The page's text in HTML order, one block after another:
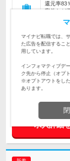
還元率83
案件など
～30件 ★
対象と
なる方
【ITエン
先端技術
流経験が
企業データ
設立：2014年7月／従
埼玉県
求人詳細
マイナビ転職では、
た広告を配信するこ
用しています。
インフォマティブデ
ク先から停止（オプ
※オプトアウトをし
あります。